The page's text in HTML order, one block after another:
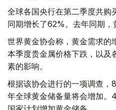
全球各国央行在第二季度共
同期增长了62%。去年同期，
世界黄金协会称，黄金需求的
本季度贵金属价格下跌，以及
素的影响。
根据该协会进行的一项调查
年全球黄金储备量将会增加